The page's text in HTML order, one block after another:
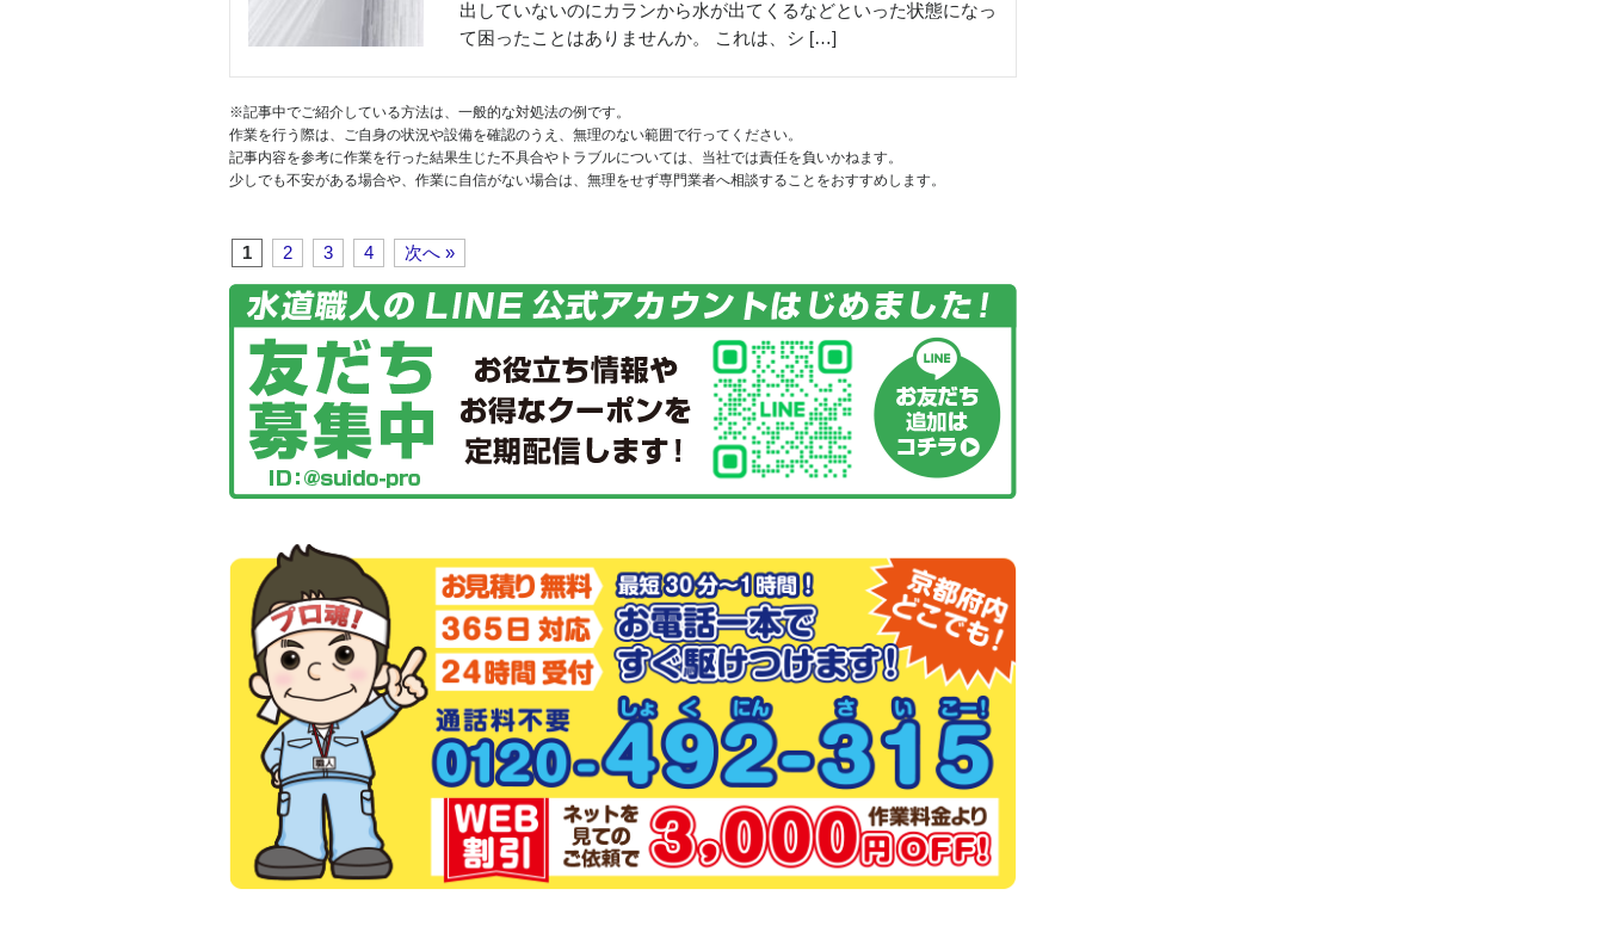
出していないのにカランから水が出てくるなどといった状態になっ
て困ったことはありませんか。 これは、シ […]
※記事中でご紹介している方法は、一般的な対処法の例です。
作業を行う際は、ご自身の状況や設備を確認のうえ、無理のない範囲で行ってください。
記事内容を参考に作業を行った結果生じた不具合やトラブルについては、当社では責任を負いかねます。
少しでも不安がある場合や、作業に自信がない場合は、無理をせず専門業者へ相談することをおすすめします。
1 2 3 4 次へ »